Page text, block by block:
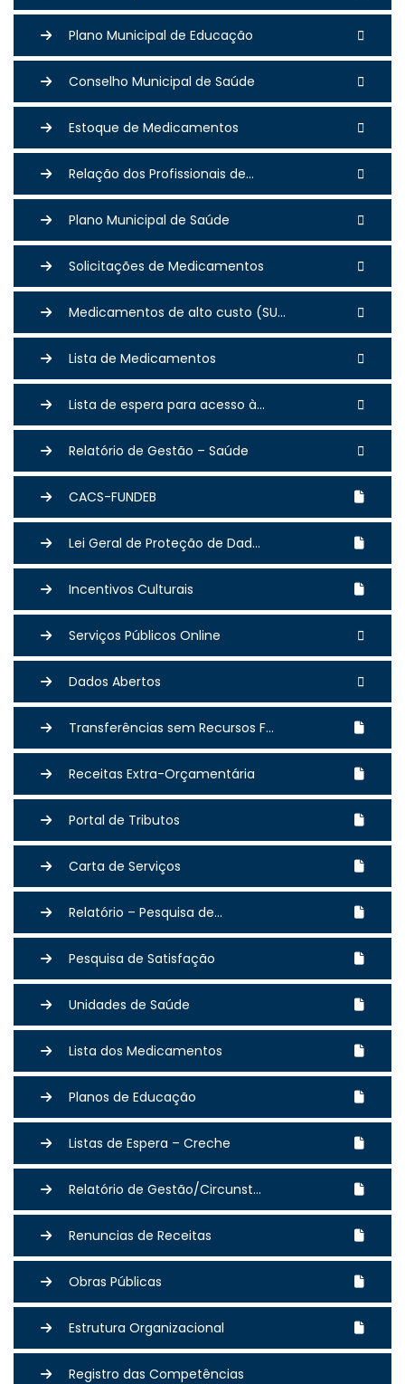
Plano Municipal de Educação
Conselho Municipal de Saúde
Estoque de Medicamentos
Relação dos Profissionais de...
Plano Municipal de Saúde
Solicitações de Medicamentos
Medicamentos de alto custo (SU...
Lista de Medicamentos
Lista de espera para acesso à...
Relatório de Gestão – Saúde
CACS-FUNDEB
Lei Geral de Proteção de Dad...
Incentivos Culturais
Serviços Públicos Online
Dados Abertos
Transferências sem Recursos F...
Receitas Extra-Orçamentária
Portal de Tributos
Carta de Serviços
Relatório – Pesquisa de...
Pesquisa de Satisfação
Unidades de Saúde
Lista dos Medicamentos
Planos de Educação
Listas de Espera – Creche
Relatório de Gestão/Circunst...
Renuncias de Receitas
Obras Públicas
Estrutura Organizacional
Registro das Competências